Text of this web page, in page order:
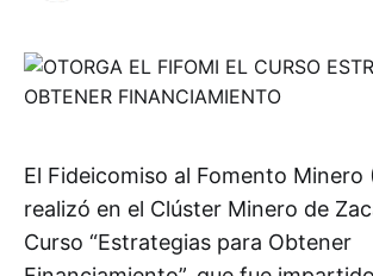
El Fideicomiso al Fomento Minero
realizó en el Clúster Minero de
Curso “Estrategias para Obtener